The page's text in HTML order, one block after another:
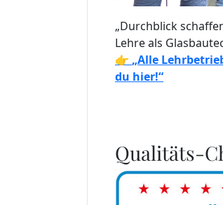
„Durchblick
Lehre als
👉 „Alle
du hier!“
Qualitäts-